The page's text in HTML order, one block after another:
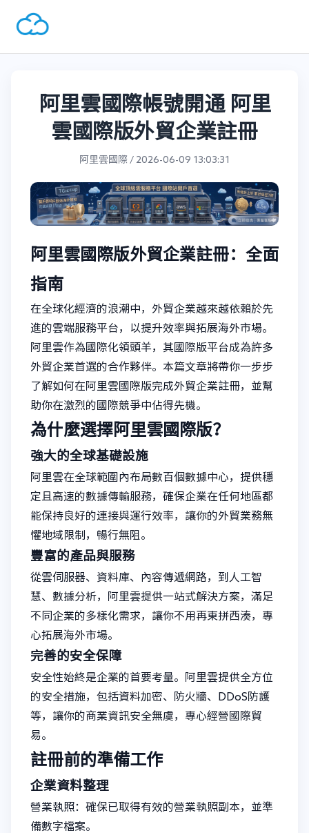
阿里雲國際帳號開通 阿里
雲國際版外貿企業註冊
阿里雲國際 / 2026-06-09 13:03:31
阿里雲國際版外貿企業註冊：全面
指南
在全球化經濟的浪潮中，外貿企業越來越依賴於先
進的雲端服務平台，以提升效率與拓展海外市場。
阿里雲作為國際化領頭羊，其國際版平台成為許多
外貿企業首選的合作夥伴。本篇文章將帶你一步步
了解如何在阿里雲國際版完成外貿企業註冊，並幫
助你在激烈的國際競爭中佔得先機。
為什麼選擇阿里雲國際版？
強大的全球基礎設施
阿里雲在全球範圍內布局數百個數據中心，提供穩
定且高速的數據傳輸服務，確保企業在任何地區都
能保持良好的連接與運行效率，讓你的外貿業務無
懼地域限制，暢行無阻。
豐富的產品與服務
從雲伺服器、資料庫、內容傳遞網路，到人工智
慧、數據分析，阿里雲提供一站式解決方案，滿足
不同企業的多樣化需求，讓你不用再東拼西湊，專
心拓展海外市場。
完善的安全保障
安全性始終是企業的首要考量。阿里雲提供全方位
的安全措施，包括資料加密、防火牆、DDoS防護
等，讓你的商業資訊安全無虞，專心經營國際貿
易。
註冊前的準備工作
企業資料整理
營業執照：確保已取得有效的營業執照副本，並準
備數字檔案。